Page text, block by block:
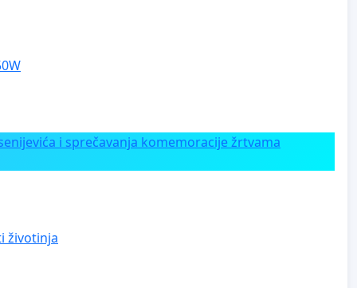
i sprečavanja komemoracije žrtvama
životinja